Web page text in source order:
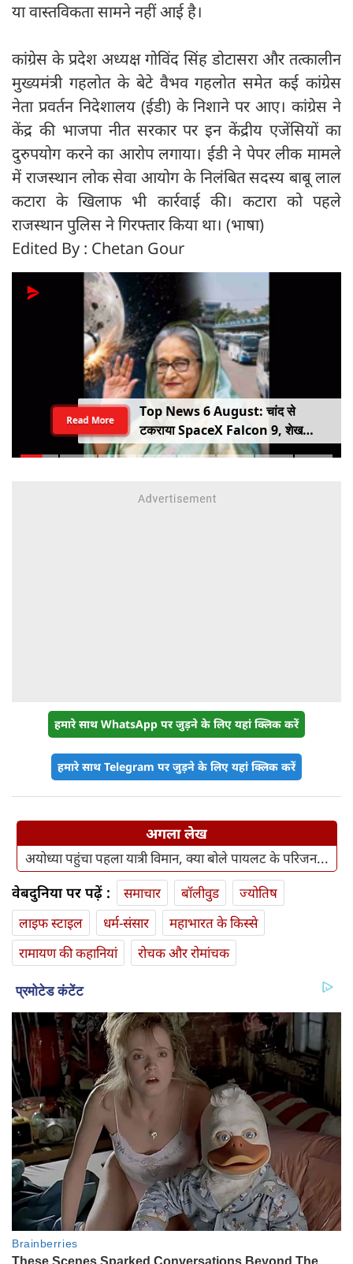
या वास्तविकता सामने नहीं आई है।
कांग्रेस के प्रदेश अध्यक्ष गोविंद सिंह डोटासरा और तत्कालीन
मुख्यमंत्री गहलोत के बेटे वैभव गहलोत समेत कई कांग्रेस
नेता प्रवर्तन निदेशालय (ईडी) के निशाने पर आए। कांग्रेस ने
केंद्र की भाजपा नीत सरकार पर इन केंद्रीय एजेंसियों का
दुरुपयोग करने का आरोप लगाया। ईडी ने पेपर लीक मामले
में राजस्थान लोक सेवा आयोग के निलंबित सदस्य बाबू लाल
कटारा के खिलाफ भी कार्रवाई की। कटारा को पहले
राजस्थान पुलिस ने गिरफ्तार किया था। (भाषा)
Edited By : Chetan Gour
Top News 6 August: चांद से
टकराया SpaceX Falcon 9, शेख
हसीना की घर वापसी का ऐलान, MP में बस
Read More
हमारे साथ WhatsApp पर जुड़ने के लिए यहां क्लिक करें
हमारे साथ Telegram पर जुड़ने के लिए यहां क्लिक करें
अगला लेख
अयोध्या पहुंचा पहला यात्री विमान, क्‍या बोले पायलट के परिजन...
वेबदुनिया पर पढ़ें : समाचार बॉलीवुड
ज्योतिष
लाइफ स्‍टाइल
धर्म-संसार
महाभारत के किस्से
रामायण की कहानियां
रोचक और रोमांचक